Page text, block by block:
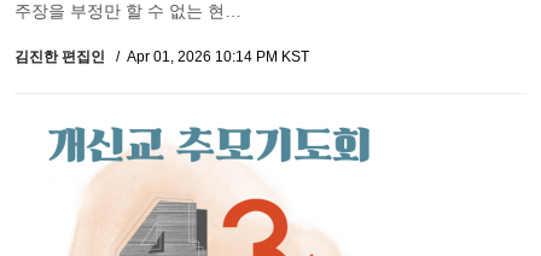
주장을 부정만 할 수 없는 현…
김진한 편집인 Apr 01, 2026 10:14 PM KST